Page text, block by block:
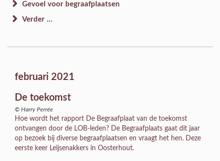
Gevoel voor begraafplaatsen
Verder ...
februari 2021
De toekomst
© Harry Perrée
Hoe wordt het rapport De Begraafplaat van de toekomst
ontvangen door de LOB-leden? De Begraafplaats gaat dit jaar
op bezoek bij diverse begraafplaatsen en vraagt het hen. Deze
eerste keer Leijsenakkers in Oosterhout.